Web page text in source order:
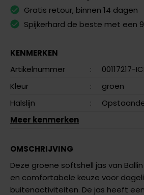
Gratis retour, binnen 14 dagen
Spijkerhard de beste met een
KENMERKEN
Artikelnummer
:
00117217-
Kleur
:
groen
Halslijn
:
Meer kenmerken
OMSCHRIJVING
Deze groene softshell jas van Ballin
en comfortabele keuze voor
buitenactiviteiten. De jas heeft